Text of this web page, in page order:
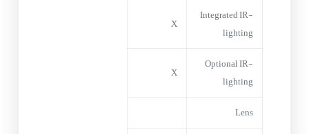
Integrated IR-
lighting
X
Optional IR-
lighting
X
Lens